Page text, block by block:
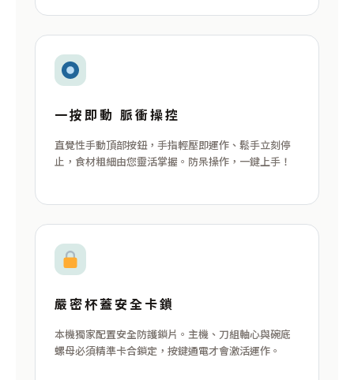
一按即動 脈衝操控
直覺性手動頂部按鈕，手指輕壓即運作、鬆手立刻停
止，食材粗細由您靈活掌握。防呆操作，一鍵上手！
嚴密杯蓋安全卡鎖
本機獨家配置安全防護鎖片。主機、刀組軸心與碗底
螺母必須精準卡合鎖定，按鍵通電才會激活運作。